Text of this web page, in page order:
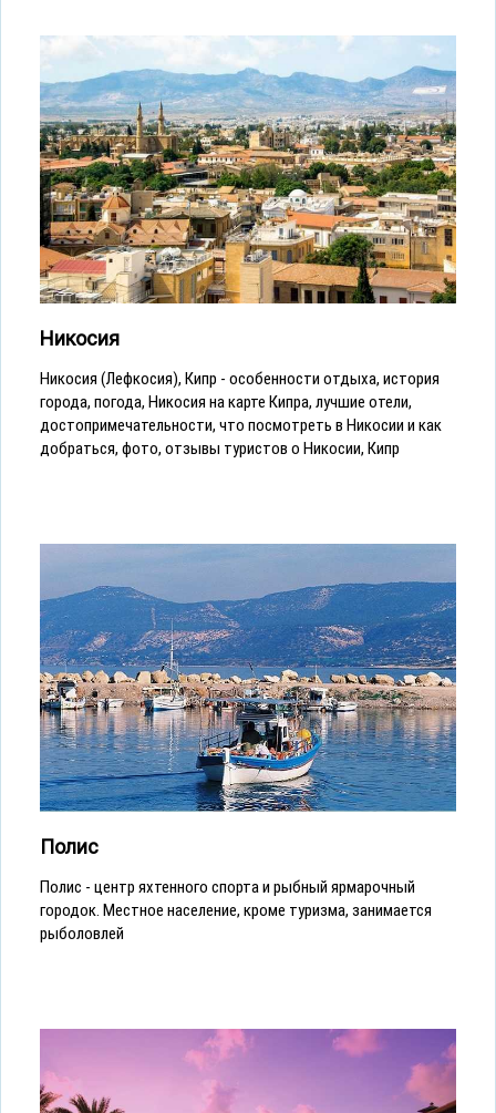
Никосия
Никосия (Лефкосия), Кипр - особенности отдыха, история
города, погода, Никосия на карте Кипра, лучшие отели,
достопримечательности, что посмотреть в Никосии и как
добраться, фото, отзывы туристов о Никосии, Кипр
Полис
Полис - центр яхтенного спорта и рыбный ярмарочный
городок. Местное население, кроме туризма, занимается
рыболовлей